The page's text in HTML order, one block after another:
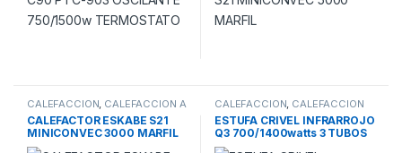
CALEFACCION, CALEFACCION A
GAS
CALEFACTOR ESKABE S21
MINICONVEC 3000 MARFIL
S21 MX3 P
CALEFACCION, CALEFACCION
ELECTRICA
ESTUFA CRIVEL INFRARROJO
Q3 700/1400watts 3 TUBOS
FRENTE MALLADO